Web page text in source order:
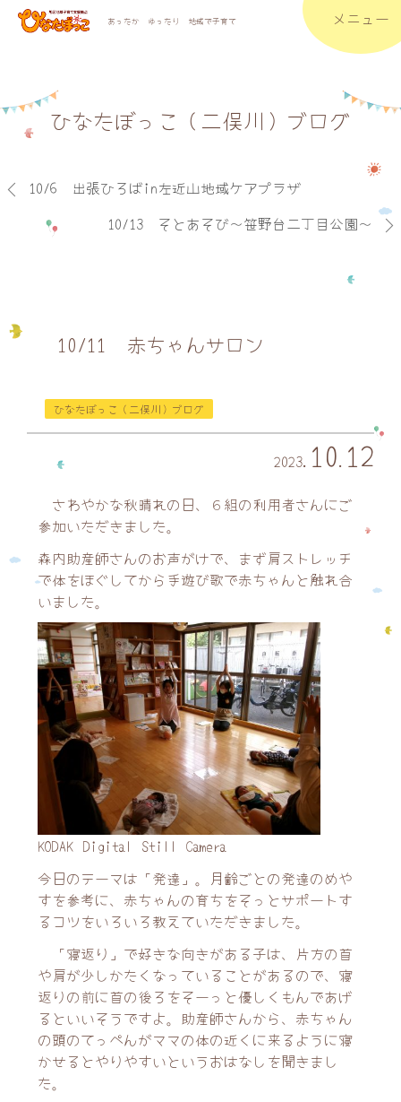
あったか ゆったり 地域で子育て メニュー
ひなたぼっこ（二俣川）ブログ
10/6 出張ひろばin左近山地域ケアプラザ
10/13 そとあそび～笹野台二丁目公園～
10/11 赤ちゃんサロン
ひなたぼっこ（二俣川）ブログ
2023. 10. 12
さわやかな秋晴れの日、６組の利用者さんにご
参加いただきました。
森内助産師さんのお声がけで、まず肩ストレッチ
で体をほぐしてから手遊び歌で赤ちゃんと触れ合
いました。
KODAK Digital Still Camera
今日のテーマは「発達」。月齢ごとの発達のめや
すを参考に、赤ちゃんの育ちをそっとサポートす
るコツをいろいろ教えていただきました。
「寝返り」で好きな向きがある子は、片方の首
や肩が少しかたくなっていることがあるので、寝
返りの前に首の後ろをそーっと優しくもんであげ
るといいそうですよ。助産師さんから、赤ちゃん
の頭のてっぺんがママの体の近くに来るように寝
かせるとやりやすいというおはなしを聞きまし
た。